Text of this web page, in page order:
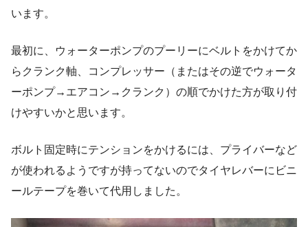
います。
最初に、ウォーターポンプのプーリーにベルトをかけてか
らクランク軸、コンプレッサー（またはその逆でウォータ
ーポンプ→エアコン→クランク）の順でかけた方が取り付
けやすいかと思います。
ボルト固定時にテンションをかけるには、プライバーなど
が使われるようですが持ってないのでタイヤレバーにビニ
ールテープを巻いて代用しました。